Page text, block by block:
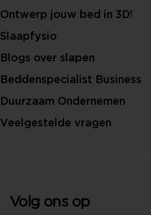
Ontwerp jouw bed in 3D!
Slaapfysio
Blogs over slapen
Beddenspecialist Business
Duurzaam Ondernemen
Veelgestelde vragen
Volg ons op